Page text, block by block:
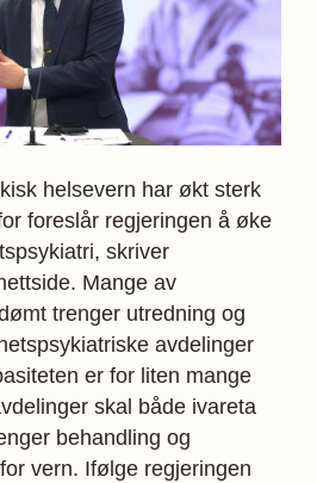
helsevern har økt sterk
foreslår regjeringen å øke
skriver
Mange av
trenger utredning og
avdelinger
er for liten mange
skal både ivareta
behandling og
vern. Ifølge regjeringen